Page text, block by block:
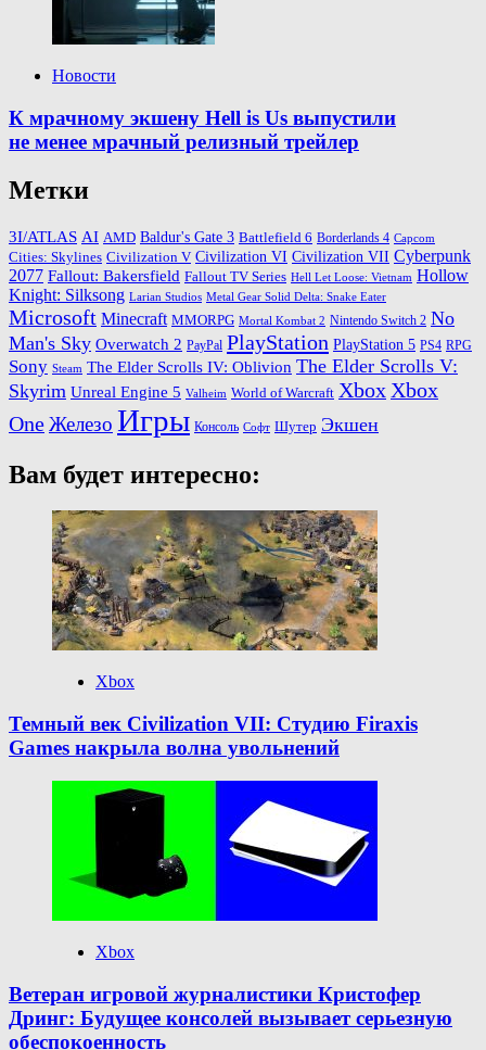
Новости
К мрачному экшену Hell is Us выпустили
не менее мрачный релизный трейлер
Метки
3I/ATLAS AI AMD Baldur's Gate 3 Battlefield 6 Borderlands 4 Capcom
Cities: Skylines Civilization V Civilization VI Civilization VII Cyberpunk
2077 Fallout: Bakersfield Fallout TV Series Hell Let Loose: Vietnam Hollow
Knight: Silksong Larian Studios Metal Gear Solid Delta: Snake Eater
Microsoft Minecraft MMORPG Mortal Kombat 2 Nintendo Switch 2 No
Man's Sky Overwatch 2 PayPal PlayStation PlayStation 5 PS4 RPG
Sony Steam The Elder Scrolls IV: Oblivion The Elder Scrolls V:
Skyrim Unreal Engine 5 Valheim World of Warcraft Xbox Xbox
OneЖелезо Игры Консоль Софт Шутер Экшен
Вам будет интересно:
Xbox
Темный век Civilization VII: Студию Firaxis
Games накрыла волна увольнений
Xbox
Ветеран игровой журналистики Кристофер
Дринг: Будущее консолей вызывает серьезную
обеспокоенность